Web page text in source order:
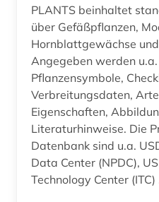
innenpolitik (1)
PLANTS beinhaltet
über Gefäßpflanzen,
Hornblattgewächse
Angegeben werden
Pflanzensymbole,
Verbreitungsdaten,
Eigenschaften,
Literaturhinweise. Die
Datenbank sind u.a.
Data Center (NPDC),
Technology Center (ITC)